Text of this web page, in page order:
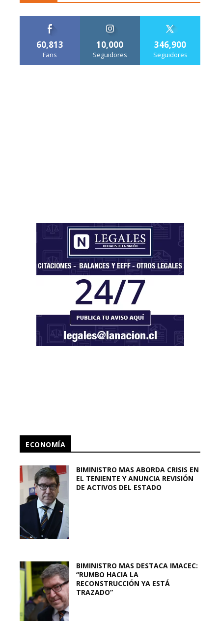
60,813
Fans
10,000
Seguidores
346,900
Seguidores
ECONOMÍA
BIMINISTRO MAS ABORDA CRISIS EN
EL TENIENTE Y ANUNCIA REVISIÓN
DE ACTIVOS DEL ESTADO
BIMINISTRO MAS DESTACA IMACEC:
“RUMBO HACIA LA
RECONSTRUCCIÓN YA ESTÁ
TRAZADO”